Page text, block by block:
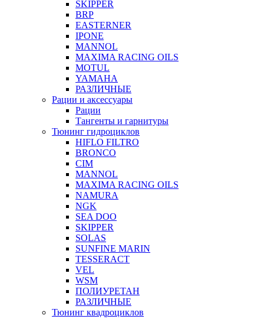
SKIPPER
BRP
EASTERNER
IPONE
MANNOL
MAXIMA RACING OILS
MOTUL
YAMAHA
РАЗЛИЧНЫЕ
Рации и аксессуары
Рации
Тангенты и гарнитуры
Тюнинг гидроциклов
HIFLO FILTRO
BRONCO
CIM
MANNOL
MAXIMA RACING OILS
NAMURA
NGK
SEA DOO
SKIPPER
SOLAS
SUNFINE MARIN
TESSERACT
VEL
WSM
ПОЛИУРЕТАН
РАЗЛИЧНЫЕ
Тюнинг квадроциклов